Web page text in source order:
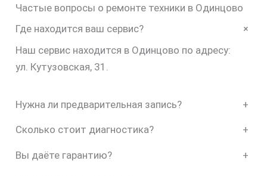
Частые вопросы о ремонте техники в Одинцово
Где находится ваш сервис?
+
Наш сервис находится в Одинцово по адресу:
ул. Кутузовская, 31.
Нужна ли предварительная запись? +
Сколько стоит диагностика? +
Вы даёте гарантию? +